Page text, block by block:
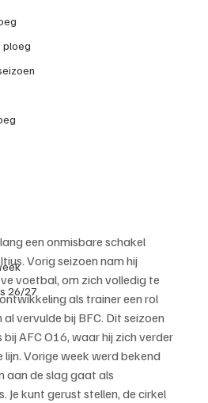
ploeg
26/27
een onmisbare schakel
Vorig seizoen nam hij
voetbal, om zich volledig te
als trainer een rol
vervulde bij BFC. Dit seizoen
AFC O16, waar hij zich verder
Vorige week werd bekend
aan de slag gaat als
Je kunt gerust stellen, de cirkel